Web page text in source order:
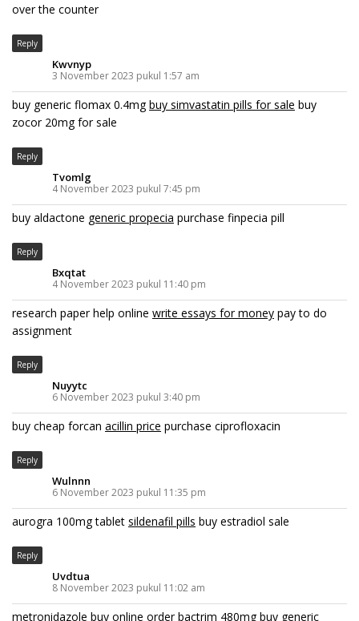
over the counter
Reply
Kwvnyp
3 November 2023 pukul 1:57 am
buy generic flomax 0.4mgbuy simvastatin pills for sale buy
zocor 20mg for sale
Reply
Tvomlg
4 November 2023 pukul 7:45 pm
buy aldactone generic propecia purchase finpecia pill
Reply
Bxqtat
4 November 2023 pukul 11:40 pm
research paper help online write essays for money pay to do
assignment
Reply
Nuyytc
6 November 2023 pukul 3:40 pm
buy cheap forcan acillin price purchase ciprofloxacin
Reply
Wulnnn
6 November 2023 pukul 11:35 pm
aurogra 100mg tablet sildenafil pills buy estradiol sale
Reply
Uvdtua
8 November 2023 pukul 11:02 am
metronidazole buy online order bactrim 480mgbuy generic